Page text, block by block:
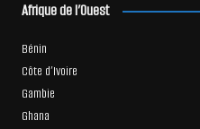
Afrique de l’Ouest
Bénin
Côte d’Ivoire
Gambie
Ghana